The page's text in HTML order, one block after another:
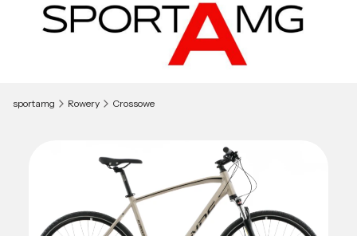
sportamg Rowery Crossowe